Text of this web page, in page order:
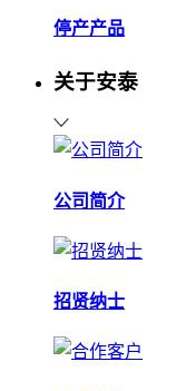
停产产品
关于安泰
公司简介
招贤纳士